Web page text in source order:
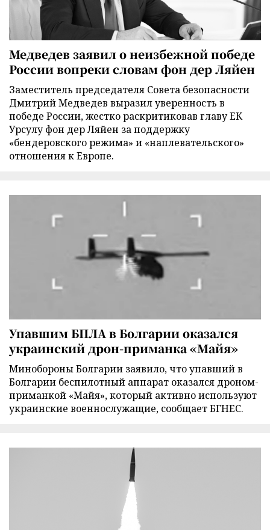
Медведев заявил о неизбежной победе
России вопреки словам фон дер Ляйен
Заместитель председателя Совета безопасности
Дмитрий Медведев выразил уверенность в
победе России, жестко раскритиковав главу ЕК
Урсулу фон дер Ляйен за поддержку
«бендеровского режима» и «наплевательского»
отношения к Европе.
Упавшим БПЛА в Болгарии оказался
украинский дрон-приманка «Майя»
Минобороны Болгарии заявило, что упавший в
Болгарии беспилотный аппарат оказался дроном-
приманкой «Майя», который активно используют
украинские военнослужащие, сообщает БГНЕС.